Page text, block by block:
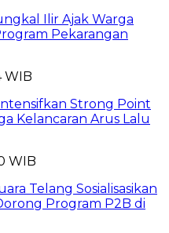
Ilir Ajak Warga
Pekarangan
WIB
Strong Point
Kelancaran Arus Lalu
WIB
Telang Sosialisasikan
Program P2B di